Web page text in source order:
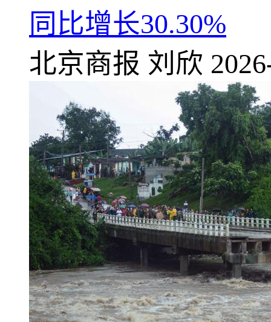
同比增长30.30%
北京商报 刘欣